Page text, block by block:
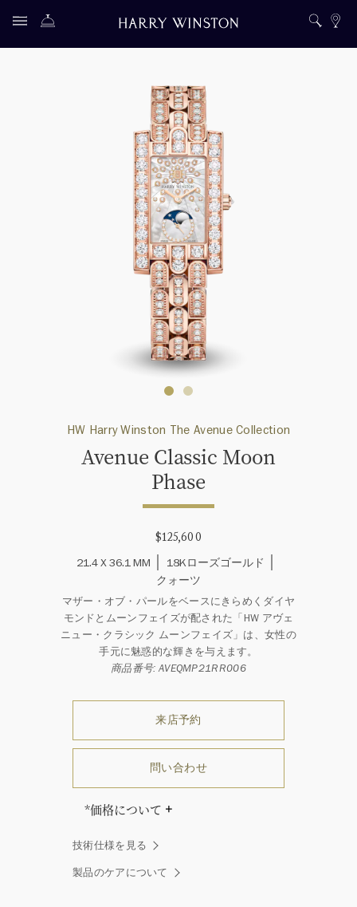
HW Harry Winston The Avenue Collection
Avenue Classic Moon
Phase
$125,600
21.4 X 36.1 MM
18Kローズゴールド
クォーツ
マザー・オブ・パールをベースにきらめくダイヤ
モンドとムーンフェイズが配された「HW アヴェ
ニュー・クラシック ムーンフェイズ」は、女性の
手元に魅惑的な輝きを与えます。
商品番号: AVEQMP21RR006
来店予約
問い合わせ
*価格について
ありません」創始者ハリー・ウィン
ストンはそう語りました。ハリー・
ウィンストンによって厳選された最
技術仕様を見る
製品のケアについて